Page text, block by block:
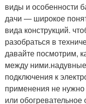
виды и особенности
дачи — широкое
вида конструкций.
разобраться в
давайте посмотрим,
между
подключения к
применения не
или